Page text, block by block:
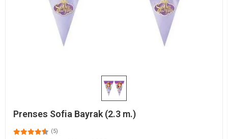
Prenses Sofia Bayrak (2.3 m.)
(5)